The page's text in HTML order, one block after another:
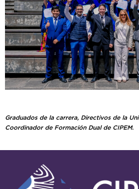
Graduados de la carrera, Directivos de la
Coordinador de Formación Dual de CIPEM.